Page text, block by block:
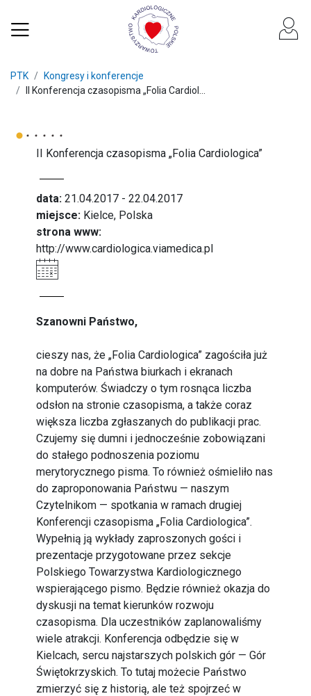
PTK
Kongresy i konferencje
II Konferencja czasopisma „Folia Cardiol...
II Konferencja czasopisma „Folia Cardiologica”
data: 21.04.2017 - 22.04.2017
miejsce: Kielce, Polska
strona www:
http://www.cardiologica.viamedica.pl
Szanowni Państwo,
cieszy nas, że „Folia Cardiologica” zagościła już
na dobre na Państwa biurkach i ekranach
komputerów. Świadczy o tym rosnąca liczba
odsłon na stronie czasopisma, a także coraz
większa liczba zgłaszanych do publikacji prac.
Czujemy się dumni i jednocześnie zobowiązani
do stałego podnoszenia poziomu
merytorycznego pisma. To również ośmieliło nas
do zaproponowania Państwu — naszym
Czytelnikom — spotkania w ramach drugiej
Konferencji czasopisma „Folia Cardiologica”.
Wypełnią ją wykłady zaproszonych gości i
prezentacje przygotowane przez sekcje
Polskiego Towarzystwa Kardiologicznego
wspierającego pismo. Będzie również okazja do
dyskusji na temat kierunków rozwoju
czasopisma. Dla uczestników zaplanowaliśmy
wiele atrakcji. Konferencja odbędzie się w
Kielcach, sercu najstarszych polskich gór — Gór
Świętokrzyskich. To tutaj możecie Państwo
zmierzyć się z historią, ale też spojrzeć w